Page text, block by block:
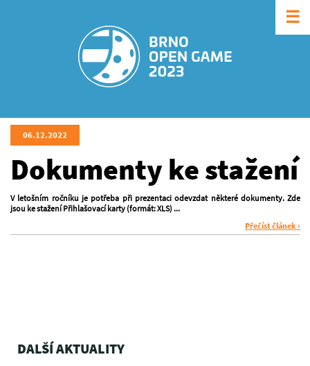
☰
06.12.2022
Dokumenty ke stažení
V letošním ročníku je potřeba při prezentaci odevzdat některé dokumenty. Zde
jsou ke stažení Přihlašovací karty (formát: XLS) ...
Přečíst článek ›
DALŠÍ AKTUALITY